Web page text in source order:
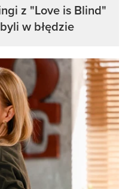
z "Love is Blind"
w błędzie